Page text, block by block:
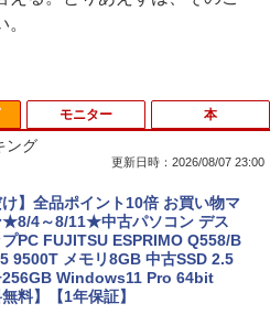
限定 ポイントUP＆クーポン配
500e Chromebook Gen 4
ノートパソコン 83L5S00000 Chr
N100 メモリ4GB eMMC64GB 1
チ タッチ対応 再生品Aランク
ング
更新日時：2026/08/07 23:00
け】全品ポイント10倍 お買い物マ
★8/4～8/11★中古パソコン デス
PC FUJITSU ESPRIMO Q558/B
9500T メモリ8GB 中古SSD 2.5
256GB Windows11 Pro 64bit
無料】【1年保証】
モニター 本